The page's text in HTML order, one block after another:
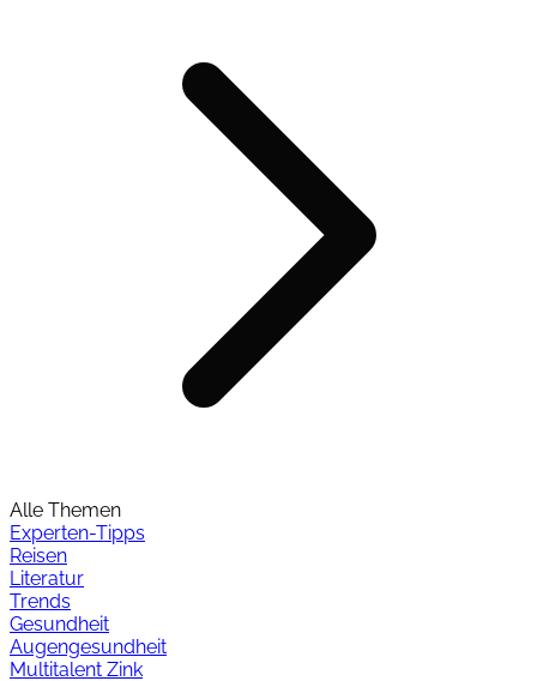
Alle Themen
Experten-Tipps
Reisen
Literatur
Trends
Gesundheit
Augengesundheit
Multitalent Zink